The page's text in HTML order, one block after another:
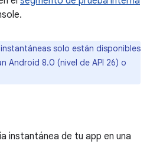
solo están disponibles
Android 8.0 (nivel de API 26) o
instantánea de tu app en una